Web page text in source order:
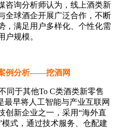
咨询分析师认为，线上酒类新
全球酒企开展广泛合作，不断
，满足用户多样化、个性化需
户规模。
例分析——挖酒网
于其他To C类酒类新零售
最早将人工智能与产业互联网
创新企业之一，采用“海外直
式，通过技术服务、仓配建